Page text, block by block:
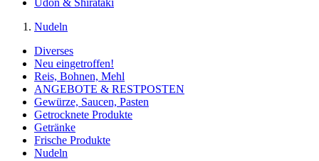
Udon & Shirataki
Nudeln
Diverses
Neu eingetroffen!
Reis, Bohnen, Mehl
ANGEBOTE & RESTPOSTEN
Gewürze, Saucen, Pasten
Getrocknete Produkte
Getränke
Frische Produkte
Nudeln